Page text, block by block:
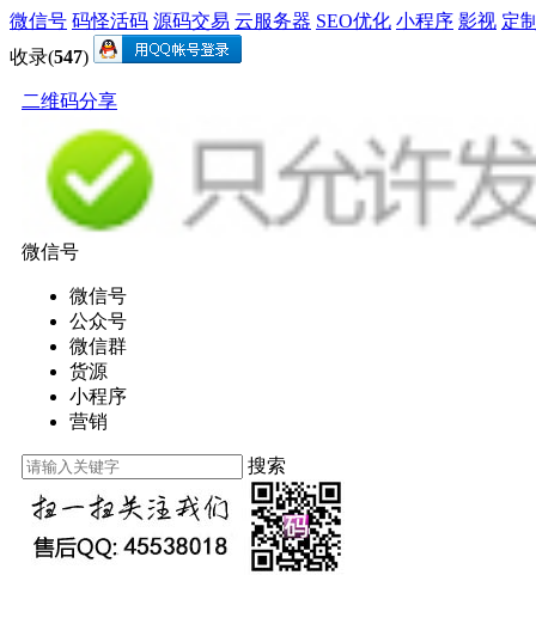
微信号 码怪活码 源码交易 云服务器 SEO优化 小程序 影视 定
收录(547)
二维码分享
微信号
微信号
公众号
微信群
货源
小程序
营销
搜索